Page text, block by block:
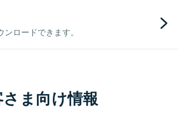
ロードできます。
ま向け情報